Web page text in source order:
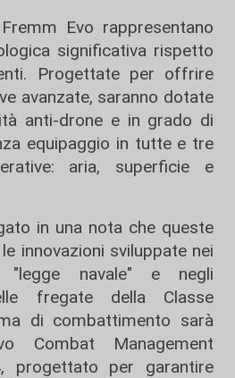
Evo rappresentano
significativa rispetto
Progettate per offrire
avanzate, saranno dotate
anti-drone e in grado di
equipaggio in tutte e tre
aria, superficie e
in una nota che queste
innovazioni sviluppate nei
"legge navale" e negli
fregate della Classe
di combattimento sarà
Combat Management
progettato per garantire